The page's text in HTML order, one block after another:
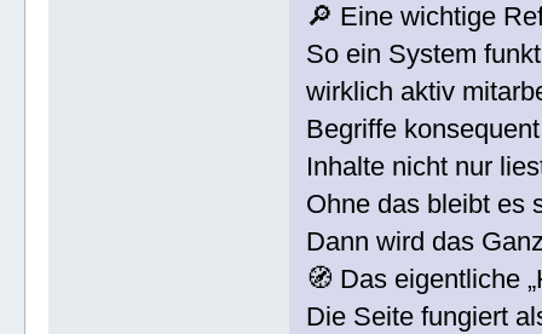
🔎 Eine wichtige
So ein System
wirklich aktiv
Begriffe
Inhalte nicht nur
Ohne das bleibt es
Dann wird das
🧭 Das eigentliche
Die Seite fungiert